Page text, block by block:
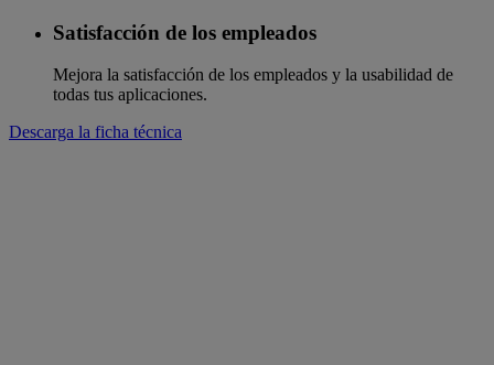
Satisfacción de los empleados
Mejora la satisfacción de los empleados y la usabilidad de
todas tus aplicaciones.
Descarga la ficha técnica